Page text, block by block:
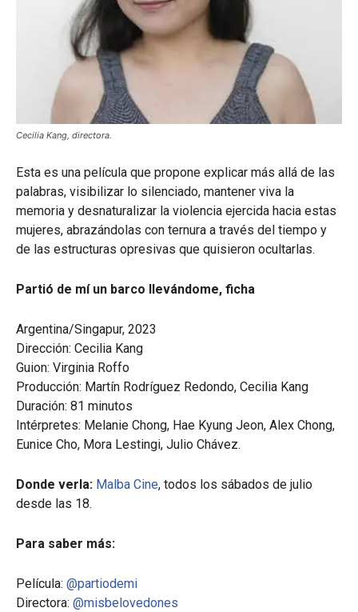
Cecilia Kang, directora.
Esta es una película que propone explicar más allá de las
palabras, visibilizar lo silenciado, mantener viva la
memoria y desnaturalizar la violencia ejercida hacia estas
mujeres, abrazándolas con ternura a través del tiempo y
de las estructuras opresivas que quisieron ocultarlas.
Partió de mí un barco llevándome, ficha
Argentina/Singapur, 2023
Dirección: Cecilia Kang
Guion: Virginia Roffo
Producción: Martín Rodríguez Redondo, Cecilia Kang
Duración: 81 minutos
Intérpretes: Melanie Chong, Hae Kyung Jeon, Alex Chong,
Eunice Cho, Mora Lestingi, Julio Chávez.
Donde verla: Malba Cine, todos los sábados de julio
desde las 18.
Para saber más:
Película: @partiodemi
Directora: @misbelovedones